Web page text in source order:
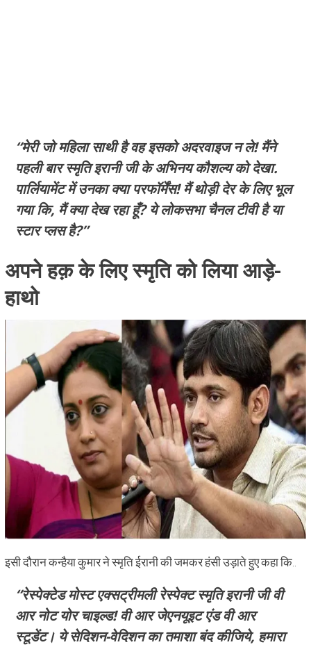
“मेरी जो महिला साथी है वह इसको अदरवाइज न ले! मैंने
पहली बार स्मृति इरानी जी के अभिनय कौशल्य को देखा.
पार्लियामेंट में उनका क्या परफॉर्मेंस! मैं थोड़ी देर के लिए भूल
गया कि, मैं क्या देख रहा हूँ? ये लोकसभा चैनल टीवी है या
स्टार प्लस है?”
अपने हक़ के लिए स्मृति को लिया आड़े-
हाथो
इसी दौरान कन्हैया कुमार ने स्मृति ईरानी की जमकर हंसी उड़ाते हुए कहा कि..
“रेस्पेक्टेड मोस्ट एक्सट्रीमली रेस्पेक्ट स्मृति इरानी जी वी
आर नोट योर चाइल्ड! वी आर जेएनयूइट एंड वी आर
स्टूडेंट। ये सेदिशन-वेदिशन का तमाशा बंद कीजिये, हमारा